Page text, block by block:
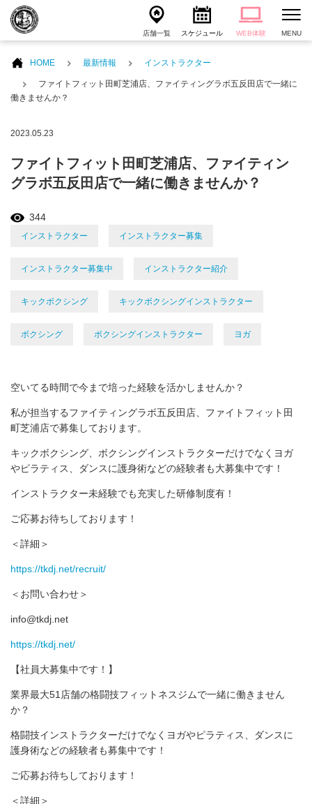
店舗一覧 スケジュール WEB体験 MENU
HOME 最新情報 インストラクター
ファイトフィット田町芝浦店、ファイティングラボ五反田店で一緒に
働きませんか？
2023.05.23
ファイトフィット田町芝浦店、ファイティン
グラボ五反田店で一緒に働きませんか？
344
インストラクター インストラクター募集
インストラクター募集中 インストラクター紹介
キックボクシング キックボクシングインストラクター
ボクシング ボクシングインストラクター ヨガ
空いてる時間で今まで培った経験を活かしませんか？
私が担当するファイティングラボ五反田店、ファイトフィット田
町芝浦店で募集しております。
キックボクシング、ボクシングインストラクターだけでなくヨガ
やピラティス、ダンスに護身術などの経験者も大募集中です！
インストラクター未経験でも充実した研修制度有！
ご応募お待ちしております！
＜詳細＞
https://tkdj.net/recruit/
＜お問い合わせ＞
info@tkdj.net
https://tkdj.net/
【社員大募集中です！】
業界最大51店舗の格闘技フィットネスジムで一緒に働きません
か？
格闘技インストラクターだけでなくヨガやピラティス、ダンスに
護身術などの経験者も募集中です！
ご応募お待ちしております！
＜詳細＞